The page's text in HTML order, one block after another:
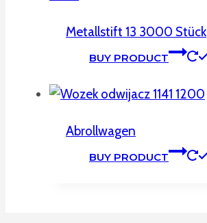
Metallstift 13 3000 Stück
BUY PRODUCT
Abrollwagen
BUY PRODUCT